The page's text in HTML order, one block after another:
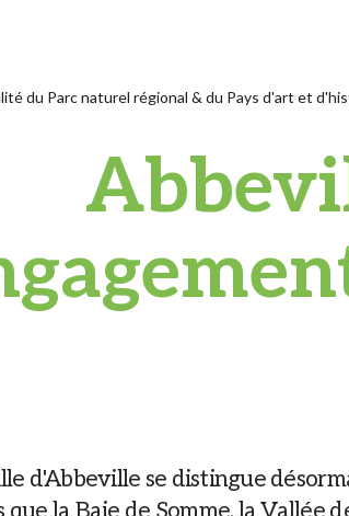
du Parc naturel régional & du Pays d'art et
d'Abbeville se distingue